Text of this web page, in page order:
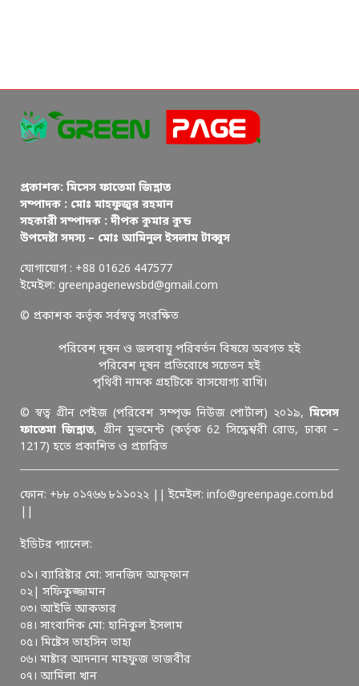
প্রকাশক: মিসেস ফাতেমা জিন্নাত
সম্পাদক : মোঃ মাহফুজুর রহমান
সহকারী সম্পাদক : দীপক কুমার কুন্ড
উপদেষ্টা সদস্য – মোঃ আমিনুল ইসলাম টাব্বুস
যোগাযোগ : +88 01626 447577
ইমেইল: greenpagenewsbd@gmail.com
© প্রকাশক কর্তৃক সর্বস্বত্ব সংরক্ষিত
পরিবেশ দূষন ও জলবায়ু পরিবর্তন বিষয়ে অবগত হই
পরিবেশ দূষন প্রতিরোধে সচেতন হই
পৃথিবী নামক গ্রহটিকে বাসযোগ্য রাখি।
© স্বত্ব গ্রীন পেইজ (পরিবেশ সম্পৃক্ত নিউজ পোর্টাল) ২০১৯, মিসেস
ফাতেমা জিন্নাত, গ্রীন মুভমেন্ট (কর্তৃক 62 সিদ্ধেশ্বরী রোড, ঢাকা –
1217) হতে প্রকাশিত ও প্রচারিত
ফোন: +৮৮ ০১৭৬৬ ৮১১০২২ || ইমেইল: info@greenpage.com.bd
ইডিটর প্যানেল:
০১। ব্যারিষ্টার মো: সানজিদ আফ্ফান
০২| সফিকুজ্জামান
০৩। আইভি আকতার
০৪। সাংবাদিক মো: হানিকুল ইসলাম
০৫। মিষ্টেস তাহসিন তাহা
০৬। মাষ্টার আদনান মাহফুজ তাজবীর
০৭। আমিলা খান